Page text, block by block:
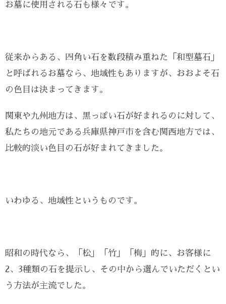
お墓に使用される石も様々です。
従来からある、四角い石を数段積み重ねた「和型墓石」
と呼ばれるお墓なら、地域性もありますが、おおよそ石
の色目は決まってきます。
関東や九州地方は、黒っぽい石が好まれるのに対して、
私たちの地元である兵庫県神戸市を含む関西地方では、
比較的淡い色目の石が好まれてきました。
いわゆる、地域性というものです。
昭和の時代なら、「松」「竹」「梅」的に、お客様に
2、3種類の石を提示し、その中から選んでいただくとい
う方法が主流でした。